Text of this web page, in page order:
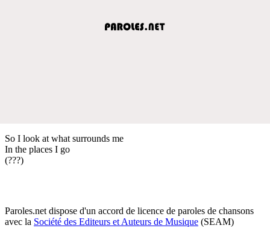
So I look at what surrounds me
In the places I go
(???)
Paroles.net dispose d'un accord de licence de paroles de chansons
avec la Société des Editeurs et Auteurs de Musique (SEAM)